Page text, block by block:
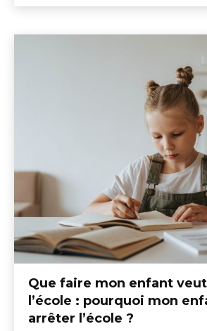
Que faire mon enfant
l’école : pourquoi mon
arrêter l’école ?